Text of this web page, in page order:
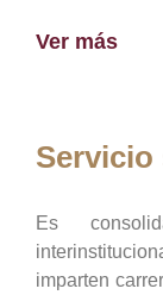
Ver más
Servicio
Es
imparten